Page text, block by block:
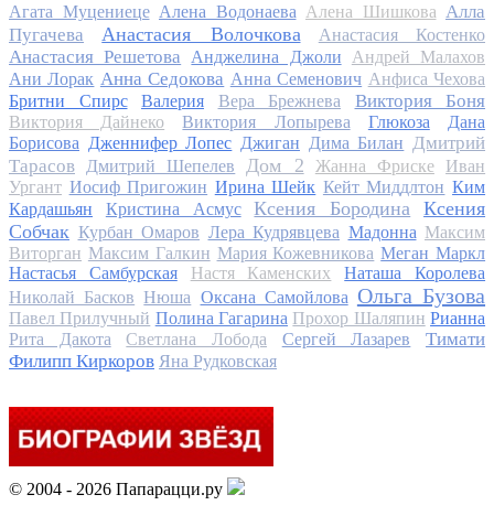
Агата Муцениеце Алена Водонаева Алена Шишкова Алла
Пугачева
Анастасия Волочкова Анастасия Костенко
Анастасия Решетова Анджелина Джоли
Андрей Малахов
Ани Лорак Анна Седокова Анна Семенович Анфиса Чехова
Бритни Спирс
Валерия Вера Брежнева Виктория Боня
Виктория Дайнеко Виктория Лопырева Глюкоза
Дана
Борисова Дженнифер Лопес Джиган Дима Билан Дмитрий
Тарасов
Дмитрий Шепелев Дом 2 Жанна Фриске
Иван
Ургант Иосиф Пригожин Ирина Шейк Кейт Миддлтон Ким
Кардашьян
Кристина Асмус Ксения Бородина
Ксения
Собчак Курбан Омаров Лера Кудрявцева Мадонна Максим
Виторган Максим Галкин Мария Кожевникова Меган Маркл
Настасья Самбурская
Настя Каменских
Наташа Королева
Николай Басков Нюша Оксана Самойлова Ольга Бузова
Павел Прилучный Полина Гагарина Прохор Шаляпин Рианна
Рита Дакота
Светлана Лобода Сергей Лазарев
Тимати
Филипп Киркоров Яна Рудковская
© 2004 - 2026 Папарацци.ру